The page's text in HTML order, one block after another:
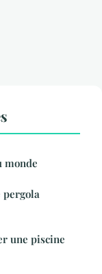
monde
pergola
une piscine